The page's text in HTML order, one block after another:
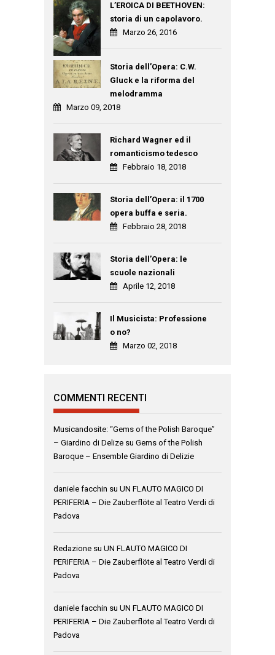
L’EROICA DI BEETHOVEN:
storia di un capolavoro.
Marzo 26, 2016
Storia dell’Opera: C.W.
Gluck e la riforma del
melodramma
Marzo 09, 2018
Richard Wagner ed il
romanticismo tedesco
Febbraio 18, 2018
Storia dell’Opera: il 1700
opera buffa e seria.
Febbraio 28, 2018
Storia dell’Opera: le
scuole nazionali
Aprile 12, 2018
Il Musicista: Professione
o no?
Marzo 02, 2018
COMMENTI RECENTI
Musicandosite: “Gems of the Polish Baroque”
– Giardino di Delize su Gems of the Polish
Baroque – Ensemble Giardino di Delizie
daniele facchin su UN FLAUTO MAGICO DI
PERIFERIA – Die Zauberflöte al Teatro Verdi di
Padova
Redazione su UN FLAUTO MAGICO DI
PERIFERIA – Die Zauberflöte al Teatro Verdi di
Padova
daniele facchin su UN FLAUTO MAGICO DI
PERIFERIA – Die Zauberflöte al Teatro Verdi di
Padova